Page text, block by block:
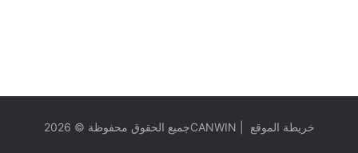
جميع الحقوق محفوظة © 2026CANWIN خريطة الموقع